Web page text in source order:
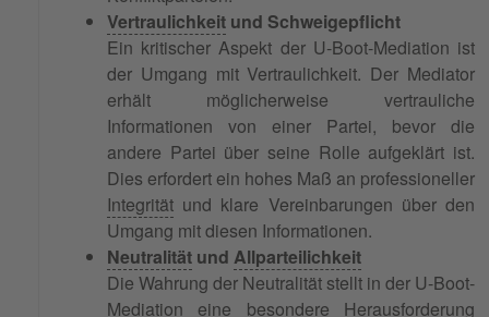
Vertraulichkeit und Schweigepflicht
Ein kritischer Aspekt der U-Boot-Mediation ist
der Umgang mit Vertraulichkeit. Der Mediator
erhält möglicherweise vertrauliche
Informationen von einer Partei, bevor die
andere Partei über seine Rolle aufgeklärt ist.
Dies erfordert ein hohes Maß an professioneller
Integrität und klare Vereinbarungen über den
Umgang mit diesen Informationen.
Neutralität und Allparteilichkeit
Die Wahrung der Neutralität stellt in der U-Boot-
Mediation eine besondere Herausforderung